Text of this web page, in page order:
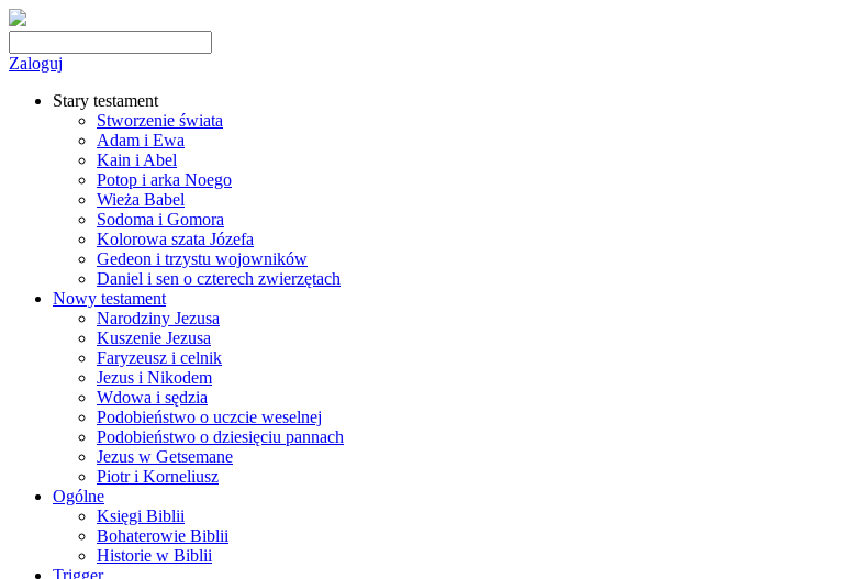
Zaloguj
Stary testament
Stworzenie świata
Adam i Ewa
Kain i Abel
Potop i arka Noego
Wieża Babel
Sodoma i Gomora
Kolorowa szata Józefa
Gedeon i trzystu wojowników
Daniel i sen o czterech zwierzętach
Nowy testament
Narodziny Jezusa
Kuszenie Jezusa
Faryzeusz i celnik
Jezus i Nikodem
Wdowa i sędzia
Podobieństwo o uczcie weselnej
Podobieństwo o dziesięciu pannach
Jezus w Getsemane
Piotr i Korneliusz
Ogólne
Księgi Biblii
Bohaterowie Biblii
Historie w Biblii
Trigger